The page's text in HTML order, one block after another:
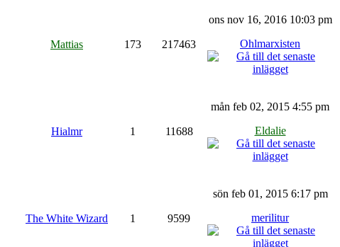
Mattias 173 217463
ons nov 16, 2016 10:03 pm
Ohlmarxisten
Hialmr 1 11688
mån feb 02, 2015 4:55 pm
Eldalie
The White Wizard 1 9599
sön feb 01, 2015 6:17 pm
merilitur